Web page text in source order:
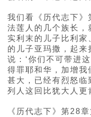
我们看《历代志下
法莲人的几个族长，
实利末的儿子比利
的儿子亚玛撒，起来
说：‘你们不可带进
得罪耶和华，加增我
甚大，已经有烈怒临
列人这回比犹大人更
《历代志下》第28